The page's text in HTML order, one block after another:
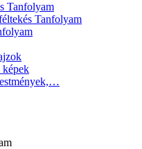
Tanfolyam
Tanfolyam
képek